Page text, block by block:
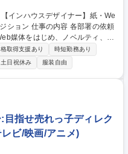
部署の依頼
媒体をはじめ、ノベルティ、パ
から制作・編集・チェックまで
はIllustrator・Photoshopを用い
■パンフレット等の制作進行・
会社との調整・連携■広告物の内
の管理、入稿データ作成■動画コ
るポジション
取得支援あり
時短勤務あり
土日祝休み 服装自由
指せ売れっ子ディレク
ビ/映画/アニメ)